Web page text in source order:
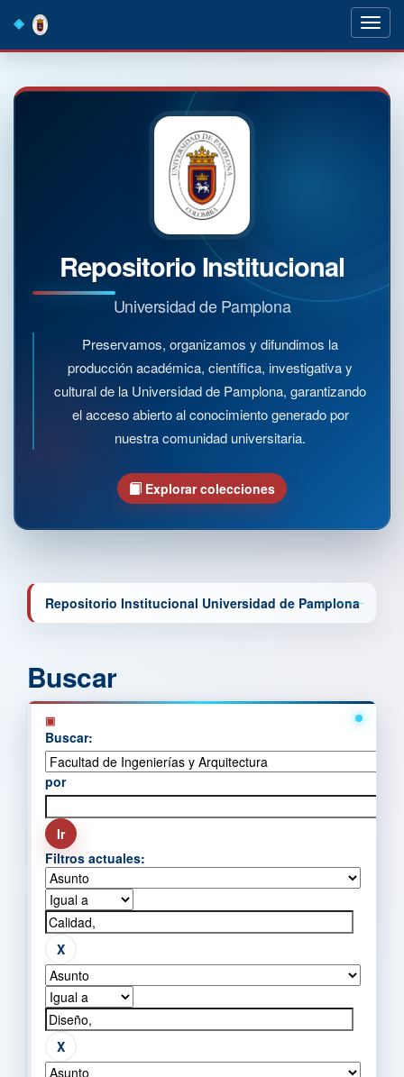
navigation
Repositorio Institucional
Universidad de Pamplona
Preservamos, organizamos y difundimos la
producción académica, científica, investigativa y
cultural de la Universidad de Pamplona, garantizando
el acceso abierto al conocimiento generado por
nuestra comunidad universitaria.
Explorar colecciones
Repositorio Institucional Universidad de Pamplona
Buscar
Buscar:
por
Filtros actuales: